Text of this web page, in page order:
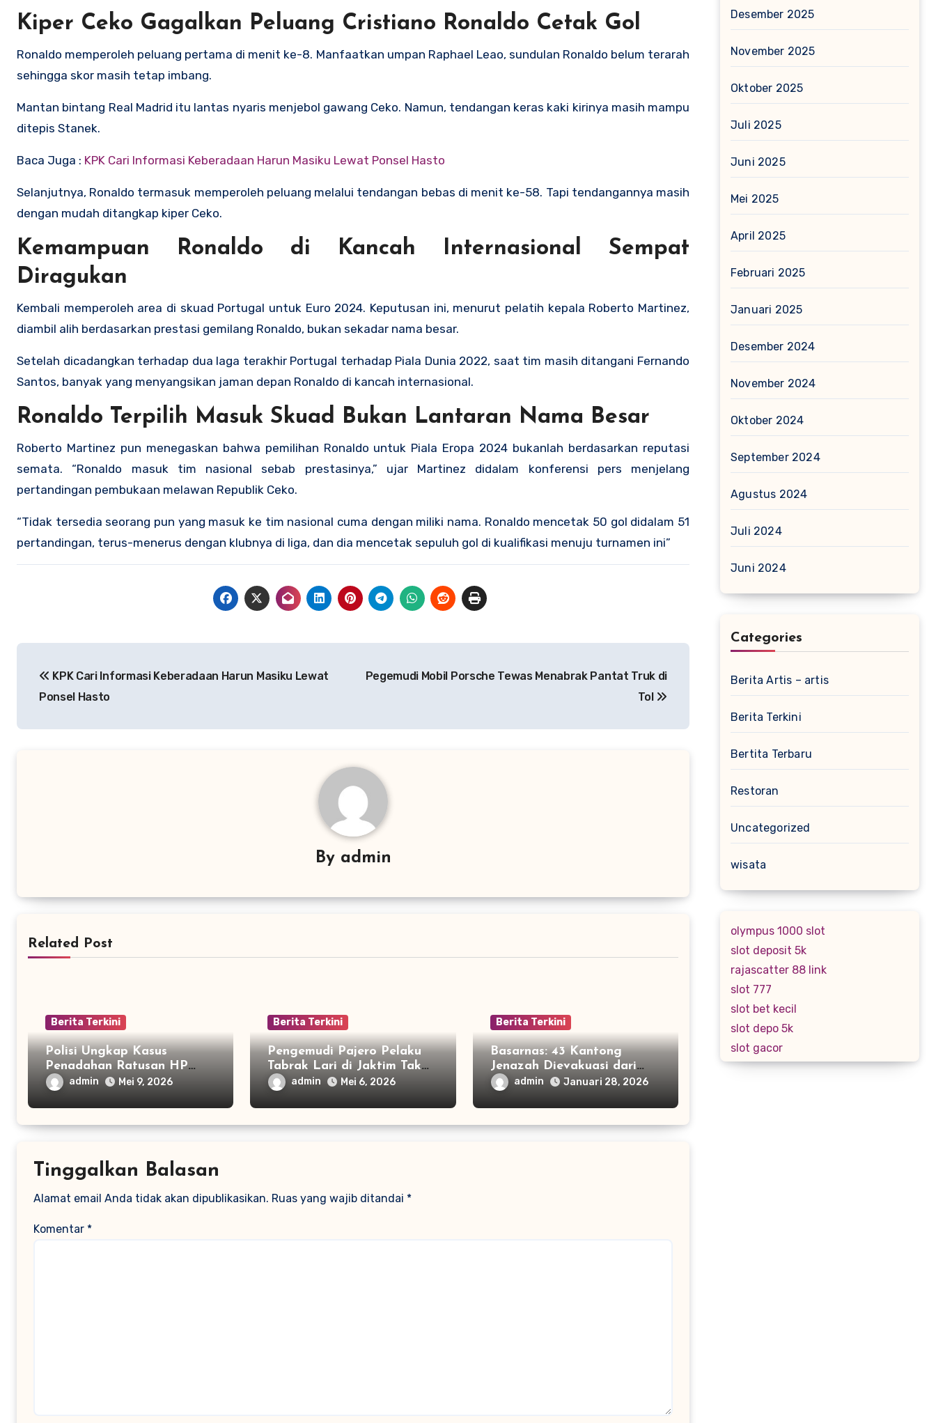
Kiper Ceko Gagalkan Peluang Cristiano Ronaldo Cetak Gol
Ronaldo memperoleh peluang pertama di menit ke-8. Manfaatkan umpan Raphael Leao, sundulan Ronaldo belum terarah
sehingga skor masih tetap imbang.
Mantan bintang Real Madrid itu lantas nyaris menjebol gawang Ceko. Namun, tendangan keras kaki kirinya masih mampu
ditepis Stanek.
Baca Juga : KPK Cari Informasi Keberadaan Harun Masiku Lewat Ponsel Hasto
Selanjutnya, Ronaldo termasuk memperoleh peluang melalui tendangan bebas di menit ke-58. Tapi tendangannya masih
dengan mudah ditangkap kiper Ceko.
Kemampuan Ronaldo di Kancah Internasional Sempat
Diragukan
Kembali memperoleh area di skuad Portugal untuk Euro 2024. Keputusan ini, menurut pelatih kepala Roberto Martinez,
diambil alih berdasarkan prestasi gemilang Ronaldo, bukan sekadar nama besar.
Setelah dicadangkan terhadap dua laga terakhir Portugal terhadap Piala Dunia 2022, saat tim masih ditangani Fernando
Santos, banyak yang menyangsikan jaman depan Ronaldo di kancah internasional.
Ronaldo Terpilih Masuk Skuad Bukan Lantaran Nama Besar
Roberto Martinez pun menegaskan bahwa pemilihan Ronaldo untuk Piala Eropa 2024 bukanlah berdasarkan reputasi
semata. “Ronaldo masuk tim nasional sebab prestasinya,” ujar Martinez didalam konferensi pers menjelang
pertandingan pembukaan melawan Republik Ceko.
“Tidak tersedia seorang pun yang masuk ke tim nasional cuma dengan miliki nama. Ronaldo mencetak 50 gol didalam 51
pertandingan, terus-menerus dengan klubnya di liga, dan dia mencetak sepuluh gol di kualifikasi menuju turnamen ini”
pos KPK Cari Informasi Keberadaan Harun Masiku Lewat
Ponsel Hasto
Pegemudi Mobil Porsche Tewas Menabrak Pantat Truk di
Tol
By admin
Related Post
Berita Terkini
Polisi Ungkap Kasus
Penadahan Ratusan HP
Curian di Bekasi
admin Mei 9, 2026
Berita Terkini
Pengemudi Pajero Pelaku
Tabrak Lari di Jaktim Tak
Ditahan, Ini Alasannya
admin Mei 6, 2026
Berita Terkini
Basarnas: 43 Kantong
Jenazah Dievakuasi dari
Longsor Cisarua
admin Januari 28, 2026
Tinggalkan Balasan
Alamat email Anda tidak akan dipublikasikan. Ruas yang wajib ditandai *
Komentar *
Desember 2025
November 2025
Oktober 2025
Juli 2025
Juni 2025
Mei 2025
April 2025
Februari 2025
Januari 2025
Desember 2024
November 2024
Oktober 2024
September 2024
Agustus 2024
Juli 2024
Juni 2024
Categories
Berita Artis – artis
Berita Terkini
Bertita Terbaru
Restoran
Uncategorized
wisata
olympus 1000 slot
slot deposit 5k
rajascatter 88 link
slot 777
slot bet kecil
slot depo 5k
slot gacor